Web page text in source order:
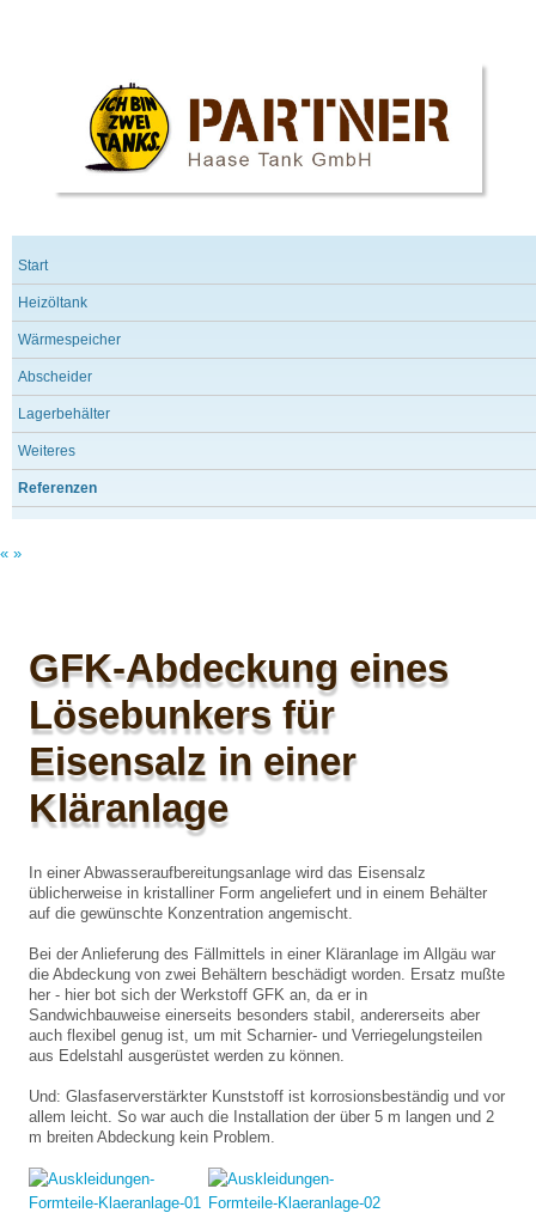
Start
Heizöltank
Wärmespeicher
Abscheider
Lagerbehälter
Weiteres
Referenzen
« »
GFK-Abdeckung eines
Lösebunkers für
Eisensalz in einer
Kläranlage
In einer Abwasseraufbereitungsanlage wird das Eisensalz
üblicherweise in kristalliner Form angeliefert und in einem Behälter
auf die gewünschte Konzentration angemischt.
Bei der Anlieferung des Fällmittels in einer Kläranlage im Allgäu war
die Abdeckung von zwei Behältern beschädigt worden. Ersatz mußte
her - hier bot sich der Werkstoff GFK an, da er in
Sandwichbauweise einerseits besonders stabil, andererseits aber
auch flexibel genug ist, um mit Scharnier- und Verriegelungsteilen
aus Edelstahl ausgerüstet werden zu können.
Und: Glasfaserverstärkter Kunststoff ist korrosionsbeständig und vor
allem leicht. So war auch die Installation der über 5 m langen und 2
m breiten Abdeckung kein Problem.